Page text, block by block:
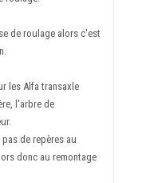
de roulage alors c'est
les Alfa transaxle
l'arbre de
de repères au
donc au remontage